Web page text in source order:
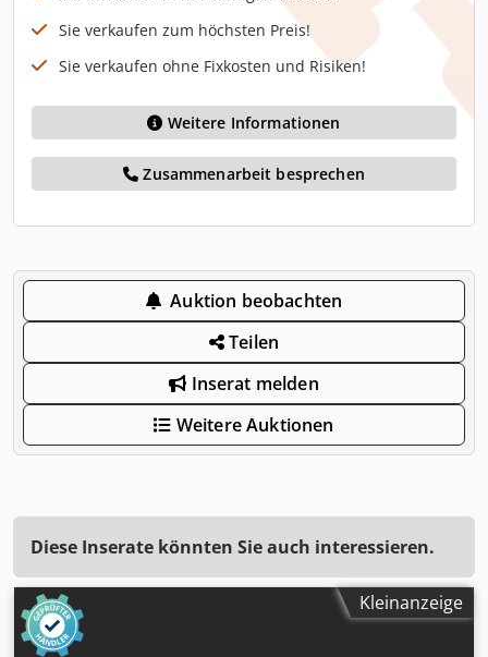
Sie verkaufen zum höchsten Preis!
Sie verkaufen ohne Fixkosten und Risiken!
Weitere Informationen
Zusammenarbeit besprechen
Auktion beobachten
Teilen
Inserat melden
Weitere Auktionen
Diese Inserate könnten Sie auch interessieren.
Kleinanzeige